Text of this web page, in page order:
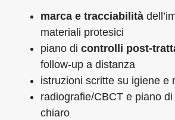
marca e tracciabilità
materiali protesici
piano di controlli
follow‑up a distanza
istruzioni scritte su igiene e
radiografie/CBCT e piano
chiaro